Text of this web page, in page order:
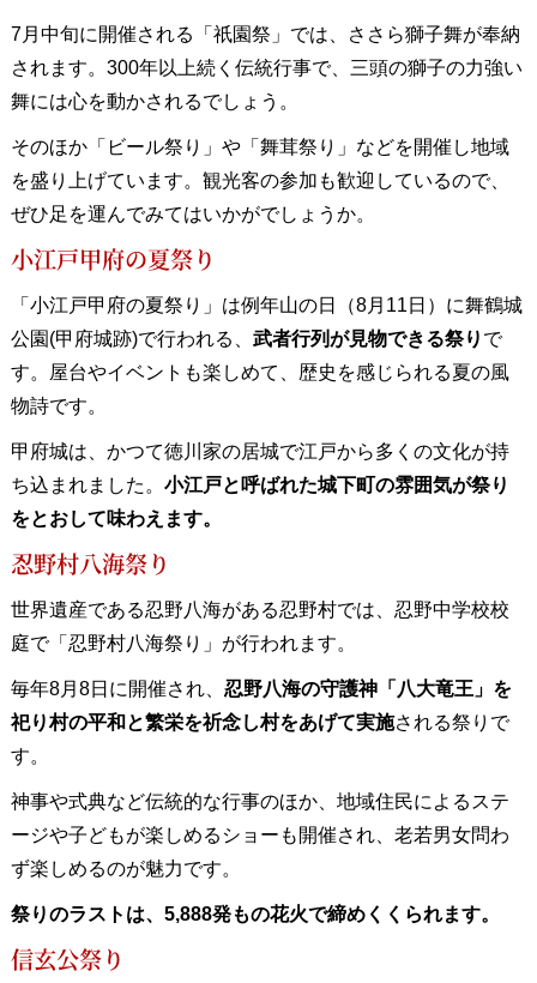
7月中旬に開催される「祇園祭」では、ささら獅子舞が奉納
されます。300年以上続く伝統行事で、三頭の獅子の力強い
舞には心を動かされるでしょう。
そのほか「ビール祭り」や「舞茸祭り」などを開催し地域
を盛り上げています。観光客の参加も歓迎しているので、
ぜひ足を運んでみてはいかがでしょうか。
小江戸甲府の夏祭り
「小江戸甲府の夏祭り」は例年山の日（8月11日）に舞鶴城
公園(甲府城跡)で行われる、 武者行列が見物できる祭り で
す。屋台やイベントも楽しめて、歴史を感じられる夏の風
物詩です。
甲府城は、かつて徳川家の居城で江戸から多くの文化が持
ち込まれました。 小江戸と呼ばれた城下町の雰囲気が祭り
をとおして味わえます。
忍野村八海祭り
世界遺産である忍野八海がある忍野村では、忍野中学校校
庭で「忍野村八海祭り」が行われます。
毎年8月8日に開催され、 忍野八海の守護神「八大竜王」を
祀り村の平和と繁栄を祈念し村をあげて実施される祭りで
す。
神事や式典など伝統的な行事のほか、地域住民によるステ
ージや子どもが楽しめるショーも開催され、老若男女問わ
ず楽しめるのが魅力です。
祭りのラストは、5,888発もの花火で締めくくられます。
信玄公祭り